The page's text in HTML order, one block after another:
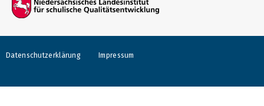
Datenschutzerklärung Impressum